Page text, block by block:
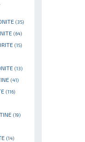
(35)
(64)
(15)
(13)
(41)
(116)
(19)
(14)